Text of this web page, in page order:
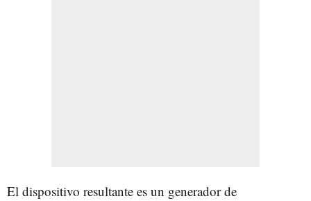
El dispositivo resultante es un generador de